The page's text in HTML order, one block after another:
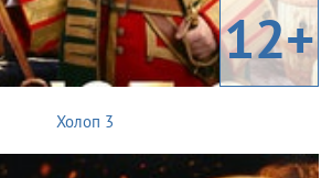
12+
Холоп 3